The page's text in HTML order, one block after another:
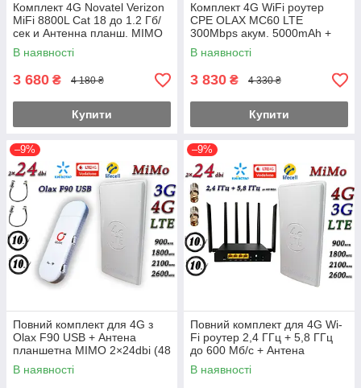
Комплект 4G Novatel Verizon
MiFi 8800L Cat 18 до 1.2 Гб/
сек и Антенна планш. MIMO
2×24dbi (48дб) Укр+Pro
В наявності
3 680 ₴ 4 180 ₴
Купити
Комплект 4G WiFi роутер
CPE OLAX MC60 LTE
300Mbps акум. 5000mAh +
Антена планшетна MIMO
2×24dbi (48дб)
В наявності
3 830 ₴ 4 330 ₴
Купити
–9%
Повний комплект для 4G з
Olax F90 USB + Антена
планшетна MIMO 2×24dbi (48
дб) 698-2690 МГц
В наявності
–9%
Повний комплект для 4G Wi-
Fi роутер 2,4 ГГц + 5,8 ГГц
до 600 Мб/с + Антена
планшетна MIMO 2×24dbi
(48Дб)
В наявності